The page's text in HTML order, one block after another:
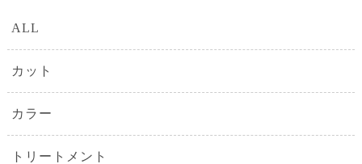
ALL
カット
カラー
トリートメント